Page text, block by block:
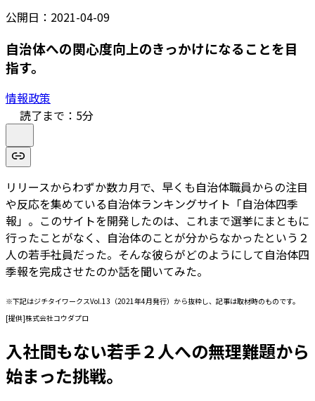
公開日： 2021-04-09
自治体への関心度向上のきっかけになることを目
指す。
情報政策
読了まで： 5分
リリースからわずか数カ月で、早くも自治体職員からの注目
や反応を集めている自治体ランキングサイト「自治体四季
報」。このサイトを開発したのは、これまで選挙にまともに
行ったことがなく、自治体のことが分からなかったという２
人の若手社員だった。そんな彼らがどのようにして自治体四
季報を完成させたのか話を聞いてみた。
※下記はジチタイワークスVol.13（2021年4月発行）から抜粋し、記事は取材時のものです。
[提供]株式会社コウダプロ
入社間もない若手２人への無理難題から
始まった挑戦。